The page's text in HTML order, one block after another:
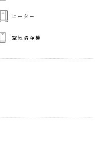
ヒーター
空気清浄機